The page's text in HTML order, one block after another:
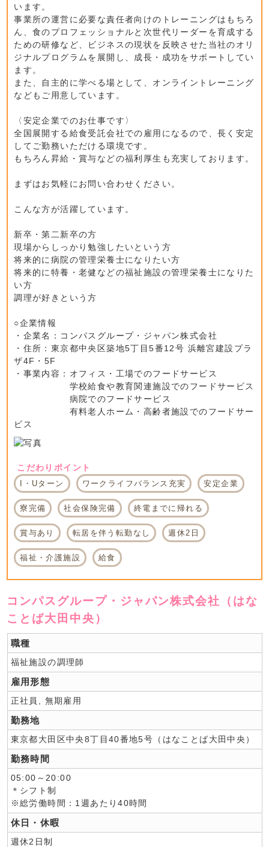
います。
事業所の運営に必要な責任者向けのトレーニングはもちろ
ん、食のプロフェッショナルと次世代リーダーを育成する
ための研修など、ビジネスの現状を反映させた当社のオリ
ジナルプログラムを展開し、成長・成功をサポートしてい
ます。
また、自主的に学べる場として、オンライントレーニング
などもご用意しています。
〈安定企業でのお仕事です〉
全国展開する給食受託会社での雇用になるので、長く安定
してご勤務いただける環境です。
もちろん昇給・賞与などの福利厚生も充実しております。
まずはお気軽にお問い合わせください。
こんな方が活躍しています。
新卒・第二新卒の方
現場からしっかり勉強したいという方
将来的に病院の管理栄養士になりたい方
将来的に特養・老健などの福祉施設の管理栄養士になりた
い方
調理が好きという方
○企業情報
・企業名：コンパスグループ・ジャパン株式会社
・住所：東京都中央区築地5丁目5番12号 浜離宮建設プラ
ザ4F・5F
・事業内容：オフィス・工場でのフードサービス
学校給食や教育関連施設でのフードサービス
病院でのフードサービス
有料老人ホーム・高齢者施設でのフードサー
ビス
こだわりポイント
I・Uターン ワークライフバランス充実 安定企業
寮完備 社会保険完備 終電までに帰れる
賞与あり 転居を伴う転勤なし 週休2日
福祉・介護施設 給食
コンパスグループ・ジャパン株式会社（はな
ことば大田中央）
職種
福祉施設の調理師
雇用形態
正社員, 無期雇用
勤務地
東京都大田区中央8丁目40番地5号（はなことば大田中央）
勤務時間
05:00～20:00
＊シフト制
※総労働時間：1週あたり40時間
休日・休暇
週休2日制